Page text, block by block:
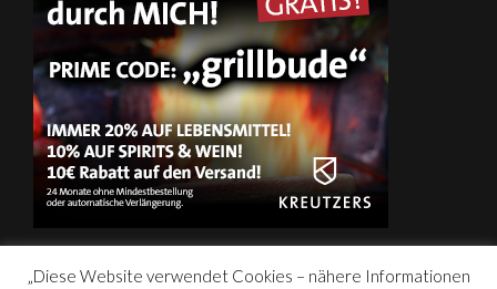
„Diese Website verwendet Cookies – nähere Informationen